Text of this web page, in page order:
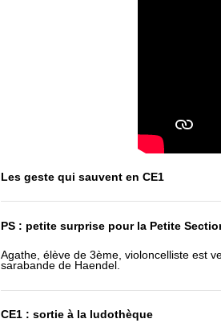
Les geste qui sauvent en CE1
PS : petite surprise pour la Petite
Agathe, élève de 3ème, violoncelliste est
sarabande de Haendel.
CE1 : sortie à la ludothèque